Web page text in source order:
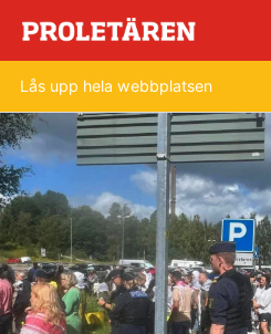
Lås upp hela webbplatsen